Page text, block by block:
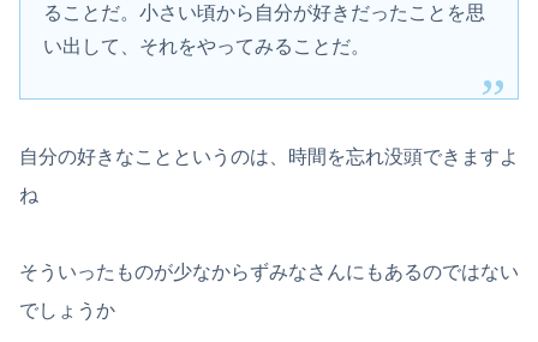
ることだ。小さい頃から自分が好きだったことを思
い出して、それをやってみることだ。
自分の好きなことというのは、時間を忘れ没頭できますよ
ね
そういったものが少なからずみなさんにもあるのではない
でしょうか